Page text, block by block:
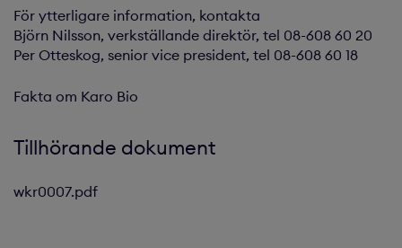
För ytterligare information, kontakta
Björn Nilsson, verkställande direktör, tel 08-608 60 20
Per Otteskog, senior vice president, tel 08-608 60 18
Fakta om Karo Bio
Tillhörande dokument
wkr0007.pdf